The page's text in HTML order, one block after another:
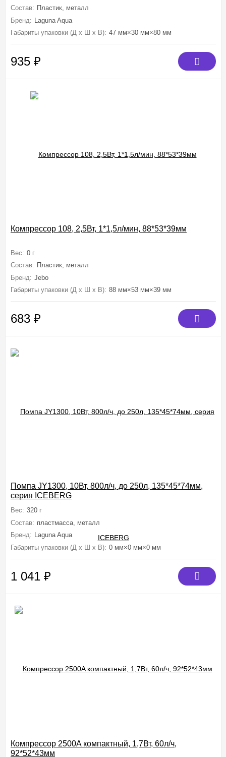
Состав: Пластик, металл
Бренд: Laguna Aqua
Габариты упаковки (Д х Ш х В): 47 мм×30 мм×80 мм
935 ₽
Компрессор 108, 2,5Вт, 1*1,5л/мин, 88*53*39мм
Вес: 0 г
Состав: Пластик, металл
Бренд: Jebo
Габариты упаковки (Д х Ш х В): 88 мм×53 мм×39 мм
683 ₽
Помпа JY1300, 10Вт, 800л/ч, до 250л, 135*45*74мм,
серия ICEBERG
Вес: 320 г
Состав: пластмасса, металл
Бренд: Laguna Aqua
Габариты упаковки (Д х Ш х В): 0 мм×0 мм×0 мм
1 041 ₽
Компрессор 2500A компактный, 1,7Вт, 60л/ч,
92*52*43мм